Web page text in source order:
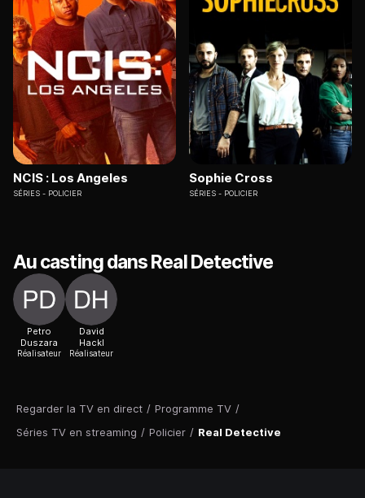
Regarder la TV en direct / Programme TV /
Séries TV en streaming / Policier / Real Detective
NCIS : Los Angeles
SÉRIES POLICIER
Sophie Cross
SÉRIES POLICIER
Au casting dans Real Detective
Petro
Duszara
Réalisateur
David
Hackl
Réalisateur